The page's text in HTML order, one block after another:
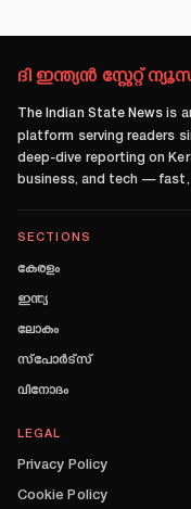
ദി ഇന്ത്യൻ സ്റ്റേറ്റ്
The Indian State News is
platform serving readers
deep-dive reporting on
business, and tech — fast,
SECTIONS
കേരളം
ഇന്ത്യ
ലോകം
സ്പോർട്സ്
വിനോദം
LEGAL
Privacy Policy
Cookie Policy